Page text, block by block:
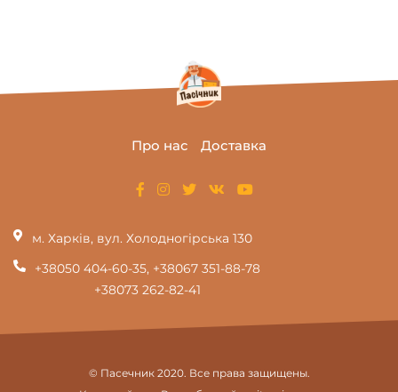
Про нас Доставка
м. Харків, вул. Холодногірська 130
+38050 404-60-35, +38067 351-88-78
+38073 262-82-41
© Пасечник 2020. Все права защищены.